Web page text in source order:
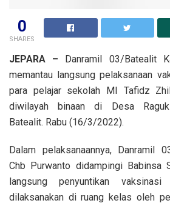
0
SHARES
JEPARA – Danramil 03/Batealit
memantau langsung pelaksanaan
para pelajar sekolah MI Tafidz
diwilayah binaan di Desa
Batealit. Rabu (16/3/2022).
Dalam pelaksanaannya, Danramil
Chb Purwanto didampingi Babinsa
langsung penyuntikan
dilaksanakan di ruang kelas oleh